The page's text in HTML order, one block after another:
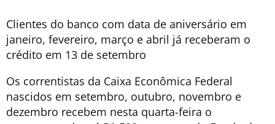
Clientes do banco com data de aniversário em
janeiro, fevereiro, março e abril já receberam o
crédito em 13 de setembro
Os correntistas da Caixa Econômica Federal
nascidos em setembro, outubro, novembro e
dezembro recebem nesta quarta-feira o